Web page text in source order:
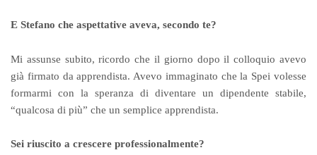
E Stefano che aspettative aveva, secondo te?
Mi assunse subito, ricordo che il giorno dopo il colloquio avevo
già firmato da apprendista. Avevo immaginato che la Spei volesse
formarmi con la speranza di diventare un dipendente stabile,
“qualcosa di più” che un semplice apprendista.
Sei riuscito a crescere professionalmente?